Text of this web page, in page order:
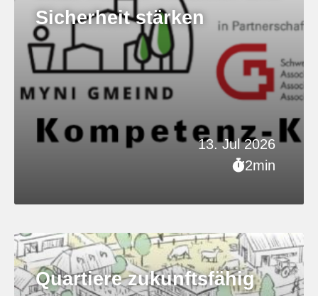
13. Jul 2026
2min
Sicherheit stärken
Quartiere zukunftsfähig